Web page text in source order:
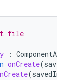
file
:
onCreate(
(